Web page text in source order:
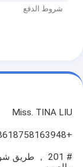
شروط الدفع
Miss. TINA LIU
+8618758163948
# 201 ， طريق